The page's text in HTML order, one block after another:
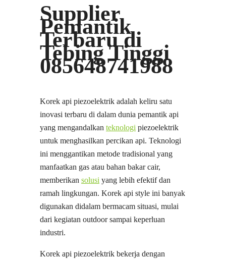
Supplier
Pemantik
Terbaru di
Tebing Tinggi
085648741988
Korek api piezoelektrik adalah keliru satu
inovasi terbaru di dalam dunia pemantik api
yang mengandalkan teknologi piezoelektrik
untuk menghasilkan percikan api. Teknologi
ini menggantikan metode tradisional yang
manfaatkan gas atau bahan bakar cair,
memberikan solusi yang lebih efektif dan
ramah lingkungan. Korek api style ini banyak
digunakan didalam bermacam situasi, mulai
dari kegiatan outdoor sampai keperluan
industri.
Korek api piezoelektrik bekerja dengan